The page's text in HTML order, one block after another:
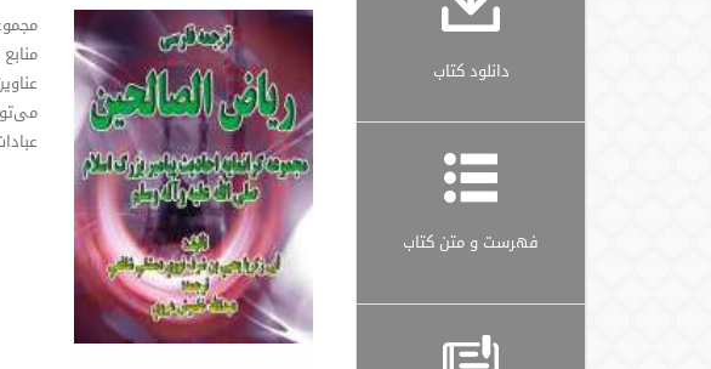
دانلود کتاب
فهرست و متن کتاب